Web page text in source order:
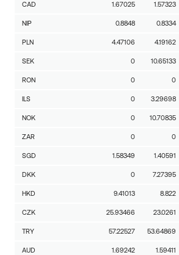
CAD 1.67025 1.57323
NIP 0.8848 0.8334
PLN 4.47106 4.19162
SEK 0 10.65133
RON 0 0
ILS 0 3.29698
NOK 0 10.70835
ZAR 0 0
SGD 1.58349 1.40591
DKK 0 7.27395
HKD 9.41013 8.822
CZK 25.93466 23.0261
TRY 57.22527 53.64869
AUD 1.69242 1.59411